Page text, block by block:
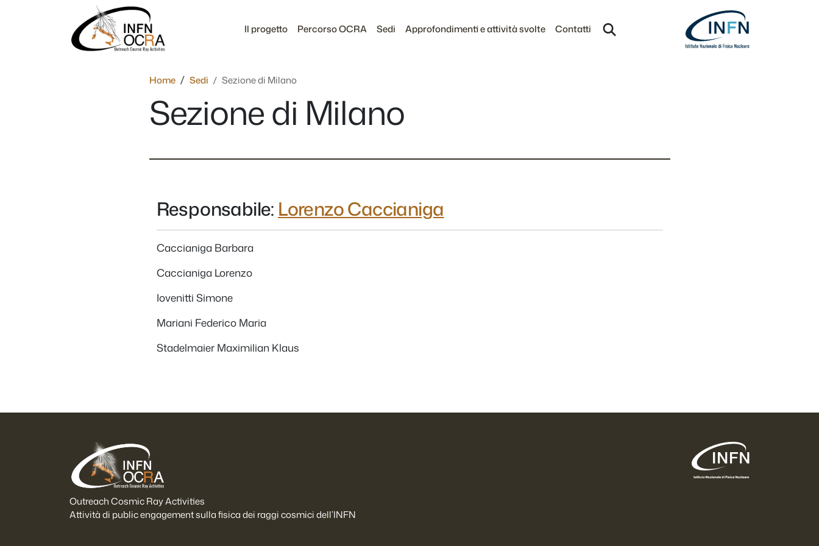
Il progetto Percorso OCRA Sedi Approfondimenti e attività svolte Contatti
Home Sedi Sezione di Milano
Sezione di Milano
Responsabile: Lorenzo Caccianiga
Caccianiga Barbara
Caccianiga Lorenzo
Iovenitti Simone
Mariani Federico Maria
Stadelmaier Maximilian Klaus
Outreach Cosmic Ray Activities
Attività di public engagement sulla fisica dei raggi cosmici dell’INFN